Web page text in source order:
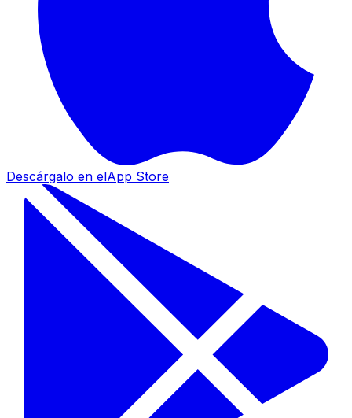
Descárgalo en elApp Store